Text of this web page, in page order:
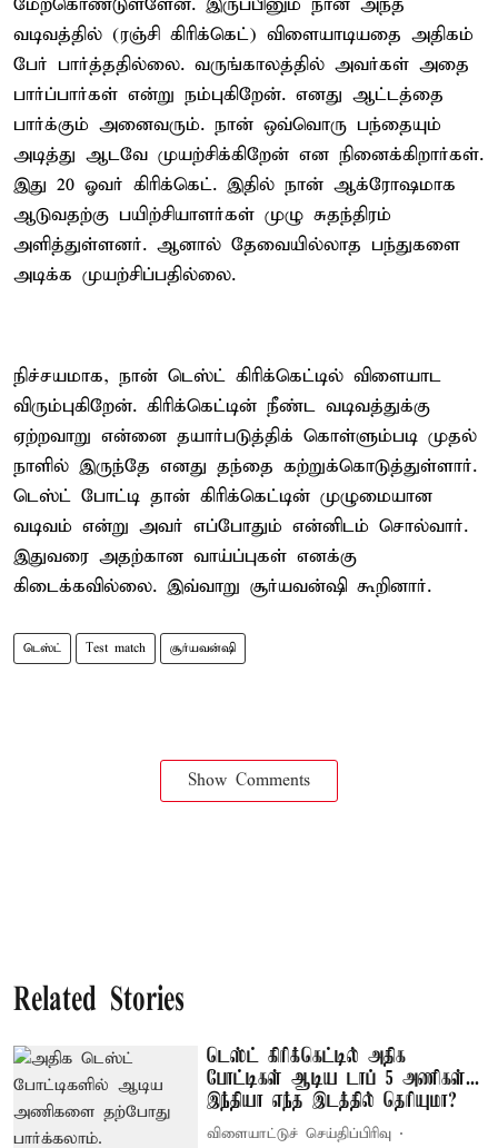
வடிவத்தில் (ரஞ்சி கிரிக்கெட்) விளையாடியதை அதிகம்
பேர் பார்த்ததில்லை. வருங்காலத்தில் அவர்கள் அதை
பார்ப்பார்கள் என்று நம்புகிறேன். எனது ஆட்டத்தை
பார்க்கும் அனைவரும். நான் ஒவ்வொரு பந்தையும்
அடித்து ஆடவே முயற்சிக்கிறேன் என நினைக்கிறார்கள்.
இது 20 ஓவர் கிரிக்கெட். இதில் நான் ஆக்ரோஷமாக
ஆடுவதற்கு பயிற்சியாளர்கள் முழு சுதந்திரம்
அளித்துள்ளனர். ஆனால் தேவையில்லாத பந்துகளை
அடிக்க முயற்சிப்பதில்லை.
நிச்சயமாக, நான் டெஸ்ட் கிரிக்கெட்டில் விளையாட
விரும்புகிறேன். கிரிக்கெட்டின் நீண்ட வடிவத்துக்கு
ஏற்றவாறு என்னை தயார்படுத்திக் கொள்ளும்படி முதல்
நாளில் இருந்தே எனது தந்தை கற்றுக்கொடுத்துள்ளார்.
டெஸ்ட் போட்டி தான் கிரிக்கெட்டின் முழுமையான
வடிவம் என்று அவர் எப்போதும் என்னிடம் சொல்வார்.
இதுவரை அதற்கான வாய்ப்புகள் எனக்கு
கிடைக்கவில்லை. இவ்வாறு சூர்யவன்ஷி கூறினார்.
டெஸ்ட் Test match சூர்யவன்ஷி
Show Comments
Related Stories
டெஸ்ட் கிரிக்கெட்டில் அதிக
போட்டிகள் ஆடிய டாப் 5 அணிகள்...
இந்தியா எந்த இடத்தில் தெரியுமா?
விளையாட்டுச் செய்திப்பிரிவு